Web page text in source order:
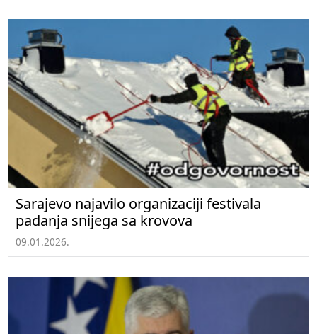
Sarajevo najavilo organizaciji festivala
padanja snijega sa krovova
09.01.2026.